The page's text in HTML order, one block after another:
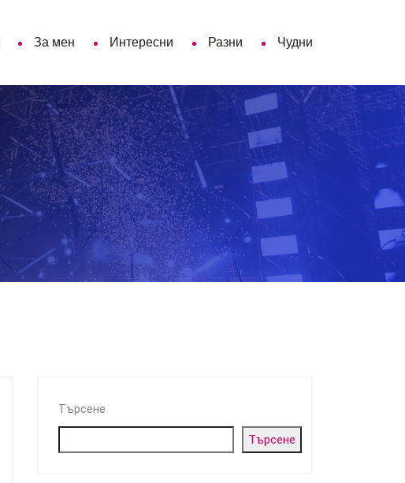
За мен Интересни Разни Чудни
Търсене
Търсене